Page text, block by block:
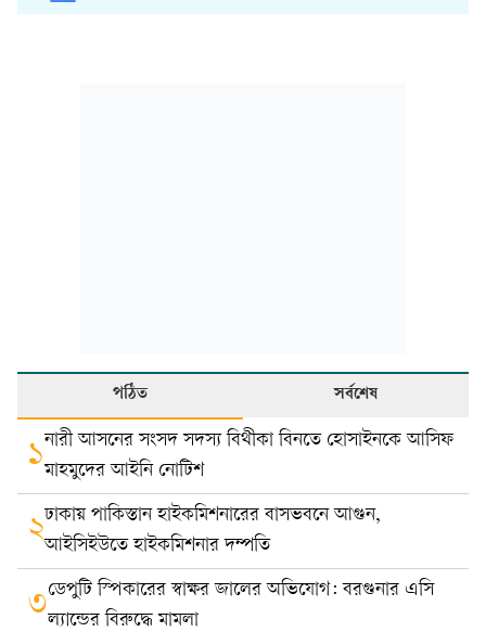
পঠিত সর্বশেষ
১নারী আসনের সংসদ সদস্য বিথীকা বিনতে হোসাইনকে আসিফ
মাহমুদের আইনি নোটিশ
২ঢাকায় পাকিস্তান হাইকমিশনারের বাসভবনে আগুন,
আইসিইউতে হাইকমিশনার দম্পতি
৩ডেপুটি স্পিকারের স্বাক্ষর জালের অভিযোগ: বরগুনার এসি
ল্যান্ডের বিরুদ্ধে মামলা